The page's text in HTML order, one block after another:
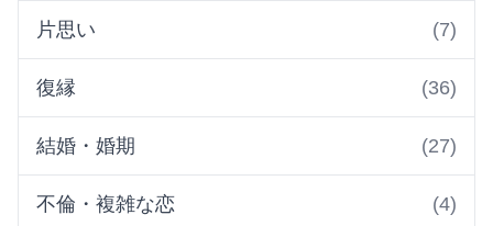
片思い (7)
復縁 (36)
結婚・婚期 (27)
不倫・複雑な恋 (4)